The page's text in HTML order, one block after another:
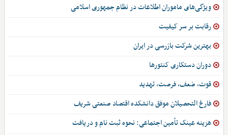
ویژگی‌های ماموران اطلاعات در نظام جمهوری اسلامی
رقابت بر سر کیفیت
بهترین شرکت بازرسی در ایران
دوران دستکاری کنتورها
قوت، ضعف، فرصت، تهدید
فارغ التحصیلان موفق دانشکده اقتصاد صنعتی شریف
هزینه عینک تأمین اجتماعی: نحوه ثبت نام و دریافت